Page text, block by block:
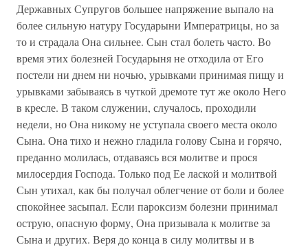
Державных Супругов большее напряжение выпало на
более сильную натуру Государыни Императрицы, но за
то и страдала Она сильнее. Сын стал болеть часто. Во
время этих болезней Государыня не отходила от Его
постели ни днем ни ночью, урывками принимая пищу и
урывками забываясь в чуткой дремоте тут же около Него
в кресле. В таком служении, случалось, проходили
недели, но Она никому не уступала своего места около
Сына. Она тихо и нежно гладила голову Сына и горячо,
преданно молилась, отдаваясь вся молитве и прося
милосердия Господа. Только под Ее лаской и молитвой
Сын утихал, как бы получал облегчение от боли и более
спокойнее засыпал. Если пароксизм болезни принимал
острую, опасную форму, Она призывала к молитве за
Сына и других. Веря до конца в силу молитвы и в